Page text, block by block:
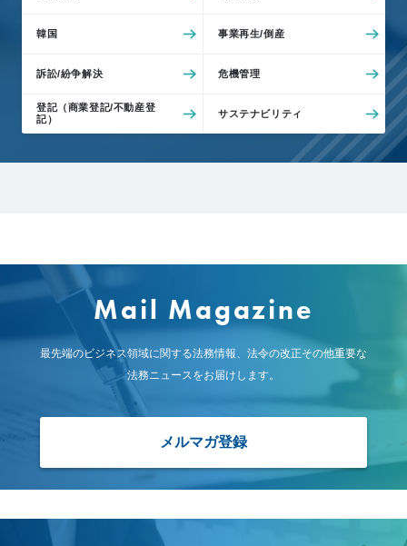
韓国 事業再生/倒産
訴訟/紛争解決 危機管理
登記（商業登記/不動産登
記）
サステナビリティ
Mail Magazine
最先端のビジネス領域に関する法務情報、 法令の改正その他重要な
法務ニュースをお届けします。
メルマガ登録